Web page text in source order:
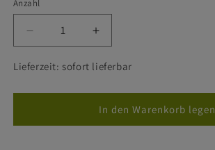
Anzahl
Verringere
die
Menge
Hill&#39;s
Katze
Erhöhe
die
Menge
Hill&#39;s
c/d
Katze
Lieferzeit: sofort lieferbar
In den Warenkorb legen